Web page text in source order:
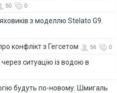
50 0
з моделлю Stelato G9.
конфлікт з Гегсетом 56 0
ситуацію із водою в
будуть по-новому: Шмигаль